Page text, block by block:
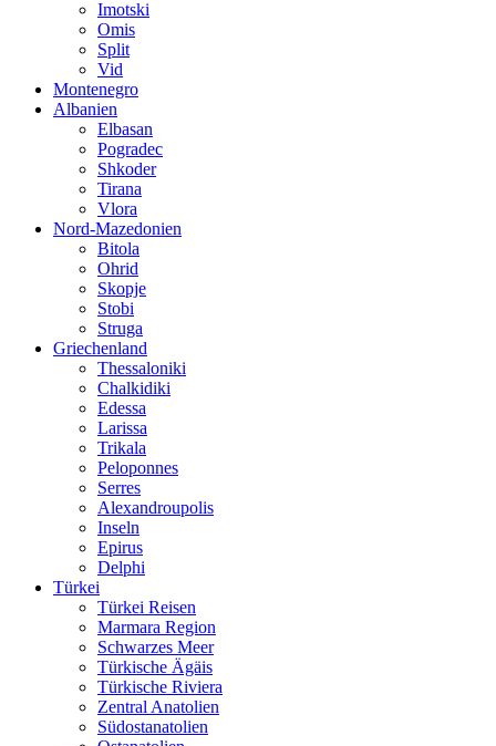
Imotski
Omis
Split
Vid
Montenegro
Albanien
Elbasan
Pogradec
Shkoder
Tirana
Vlora
Nord-Mazedonien
Bitola
Ohrid
Skopje
Stobi
Struga
Griechenland
Thessaloniki
Chalkidiki
Edessa
Larissa
Trikala
Peloponnes
Serres
Alexandroupolis
Inseln
Epirus
Delphi
Türkei
Türkei Reisen
Marmara Region
Schwarzes Meer
Türkische Ägäis
Türkische Riviera
Zentral Anatolien
Südostanatolien